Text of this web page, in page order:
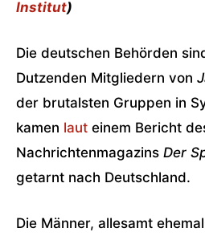
Institut)
Die deutschen Behörden
Dutzenden Mitgliedern von
der brutalsten Gruppen in
kamen laut einem Bericht
Nachrichtenmagazins Der
getarnt nach Deutschland.
Die Männer, allesamt